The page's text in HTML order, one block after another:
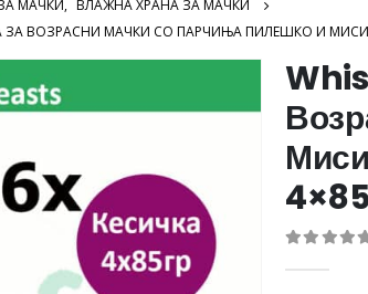
МАЧКИ, ВЛАЖНА ХРАНА ЗА МАЧКИ
ЗА ВОЗРАСНИ МАЧКИ СО ПАРЧИЊА ПИЛЕШКО И